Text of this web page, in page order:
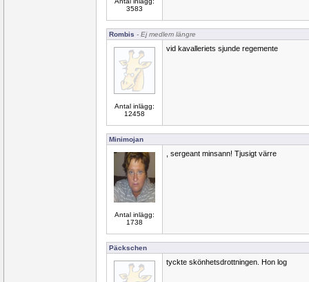
3583
Rombis - Ej medlem längre
Antal inlägg:
12458
vid kavalleriets sjunde regemente
Minimojan
Antal inlägg:
1738
, sergeant minsann! Tjusigt värre
Päckschen
tyckte skönhetsdrottningen. Hon log